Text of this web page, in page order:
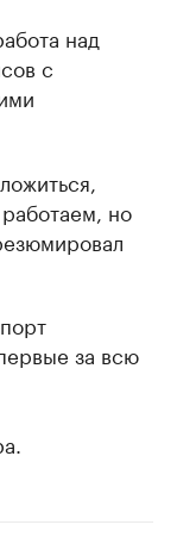
над
с
но
за всю